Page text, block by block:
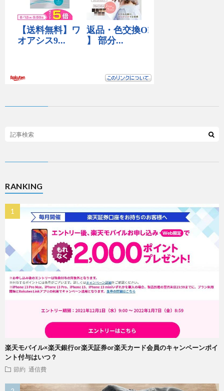
RANKING
楽天モバイル×楽天銀行or楽天証券or楽天カード会員のキャンペーンポイ
ント付与はいつ？
節約 通信費